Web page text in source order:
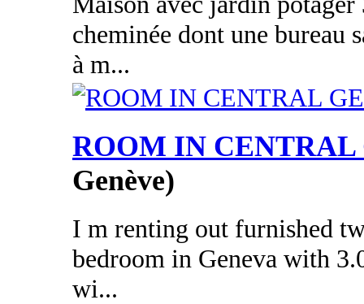
cheminée dont une bureau
à m...
ROOM IN CENTRAL
Genève)
I m renting out furnished
bedroom in Geneva with
wi...